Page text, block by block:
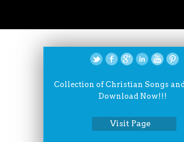
Collection of Christian Songs
Download Now!!!
Visit Page